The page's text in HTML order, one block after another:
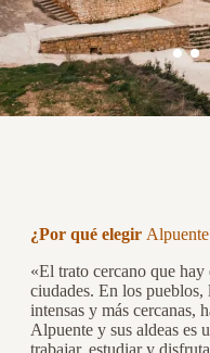
¿Por qué elegir Alpuente
«El trato cercano que
ciudades. En los pueblos,
intensas y más cercanas,
Alpuente y sus aldeas es